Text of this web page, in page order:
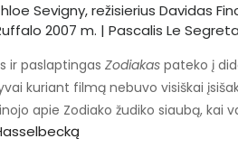
Sevigny, režisierius Davidas
2007 m. | Pascalis Le
ir paslaptingas Zodiakas pateko į
kuriant filmą nebuvo visiškai
apie Zodiako žudiko siaubą, kai